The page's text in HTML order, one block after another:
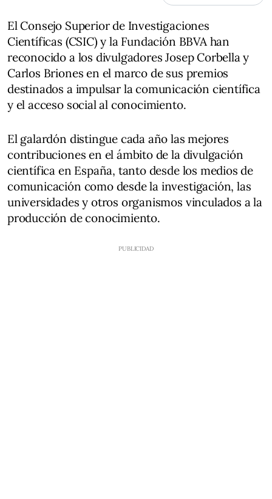
El Consejo Superior de Investigaciones
Científicas (CSIC) y la Fundación BBVA han
reconocido a los divulgadores Josep Corbella y
Carlos Briones en el marco de sus premios
destinados a impulsar la comunicación científica
y el acceso social al conocimiento.
El galardón distingue cada año las mejores
contribuciones en el ámbito de la divulgación
científica en España, tanto desde los medios de
comunicación como desde la investigación, las
universidades y otros organismos vinculados a la
producción de conocimiento.